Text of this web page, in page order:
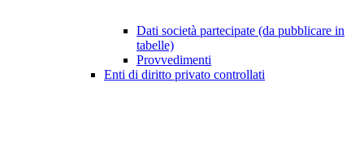
Dati società partecipate (da pubblicare in
tabelle)
Provvedimenti
Enti di diritto privato controllati